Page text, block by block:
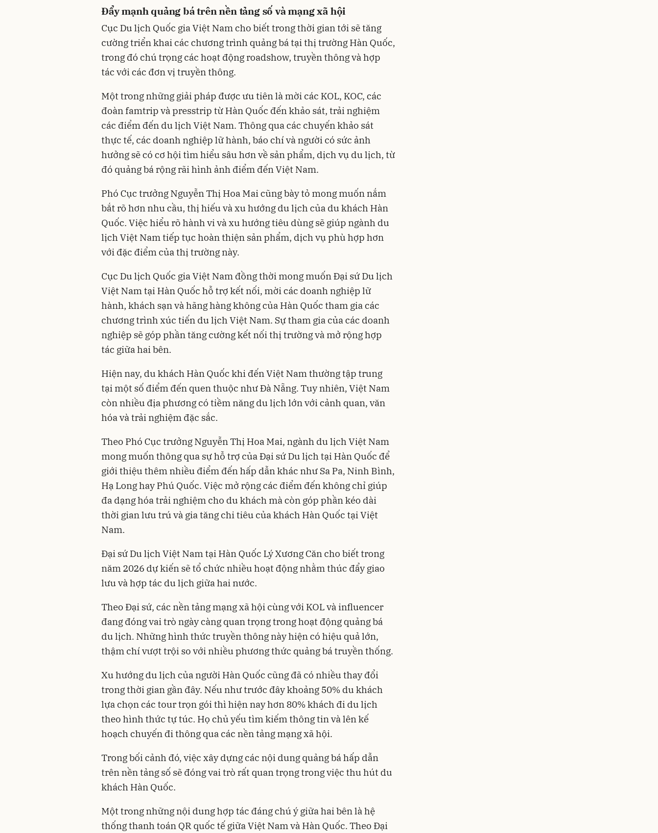
Đẩy mạnh quảng bá trên nền tảng số và mạng xã hội
Cục Du lịch Quốc gia Việt Nam cho biết trong thời gian tới sẽ tăng
cường triển khai các chương trình quảng bá tại thị trường Hàn Quốc,
trong đó chú trọng các hoạt động roadshow, truyền thông và hợp
tác với các đơn vị truyền thông.
Một trong những giải pháp được ưu tiên là mời các KOL, KOC, các
đoàn famtrip và presstrip từ Hàn Quốc đến khảo sát, trải nghiệm
các điểm đến du lịch Việt Nam. Thông qua các chuyến khảo sát
thực tế, các doanh nghiệp lữ hành, báo chí và người có sức ảnh
hưởng sẽ có cơ hội tìm hiểu sâu hơn về sản phẩm, dịch vụ du lịch, từ
đó quảng bá rộng rãi hình ảnh điểm đến Việt Nam.
Phó Cục trưởng Nguyễn Thị Hoa Mai cũng bày tỏ mong muốn nắm
bắt rõ hơn nhu cầu, thị hiếu và xu hướng du lịch của du khách Hàn
Quốc. Việc hiểu rõ hành vi và xu hướng tiêu dùng sẽ giúp ngành du
lịch Việt Nam tiếp tục hoàn thiện sản phẩm, dịch vụ phù hợp hơn
với đặc điểm của thị trường này.
Cục Du lịch Quốc gia Việt Nam đồng thời mong muốn Đại sứ Du lịch
Việt Nam tại Hàn Quốc hỗ trợ kết nối, mời các doanh nghiệp lữ
hành, khách sạn và hãng hàng không của Hàn Quốc tham gia các
chương trình xúc tiến du lịch Việt Nam. Sự tham gia của các doanh
nghiệp sẽ góp phần tăng cường kết nối thị trường và mở rộng hợp
tác giữa hai bên.
Hiện nay, du khách Hàn Quốc khi đến Việt Nam thường tập trung
tại một số điểm đến quen thuộc như Đà Nẵng. Tuy nhiên, Việt Nam
còn nhiều địa phương có tiềm năng du lịch lớn với cảnh quan, văn
hóa và trải nghiệm đặc sắc.
Theo Phó Cục trưởng Nguyễn Thị Hoa Mai, ngành du lịch Việt Nam
mong muốn thông qua sự hỗ trợ của Đại sứ Du lịch tại Hàn Quốc để
giới thiệu thêm nhiều điểm đến hấp dẫn khác như Sa Pa, Ninh Bình,
Hạ Long hay Phú Quốc. Việc mở rộng các điểm đến không chỉ giúp
đa dạng hóa trải nghiệm cho du khách mà còn góp phần kéo dài
thời gian lưu trú và gia tăng chi tiêu của khách Hàn Quốc tại Việt
Nam.
Đại sứ Du lịch Việt Nam tại Hàn Quốc Lý Xương Căn cho biết trong
năm 2026 dự kiến sẽ tổ chức nhiều hoạt động nhằm thúc đẩy giao
lưu và hợp tác du lịch giữa hai nước.
Theo Đại sứ, các nền tảng mạng xã hội cùng với KOL và influencer
đang đóng vai trò ngày càng quan trọng trong hoạt động quảng bá
du lịch. Những hình thức truyền thông này hiện có hiệu quả lớn,
thậm chí vượt trội so với nhiều phương thức quảng bá truyền thống.
Xu hướng du lịch của người Hàn Quốc cũng đã có nhiều thay đổi
trong thời gian gần đây. Nếu như trước đây khoảng 50% du khách
lựa chọn các tour trọn gói thì hiện nay hơn 80% khách đi du lịch
theo hình thức tự túc. Họ chủ yếu tìm kiếm thông tin và lên kế
hoạch chuyến đi thông qua các nền tảng mạng xã hội.
Trong bối cảnh đó, việc xây dựng các nội dung quảng bá hấp dẫn
trên nền tảng số sẽ đóng vai trò rất quan trọng trong việc thu hút du
khách Hàn Quốc.
Một trong những nội dung hợp tác đáng chú ý giữa hai bên là hệ
thống thanh toán QR quốc tế giữa Việt Nam và Hàn Quốc. Theo Đại